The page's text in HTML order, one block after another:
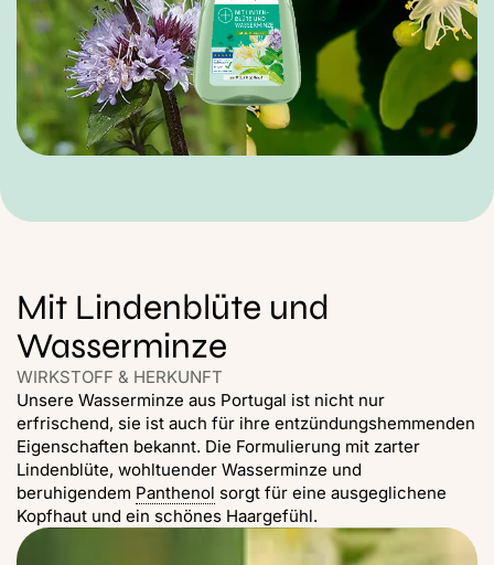
Mit Lindenblüte und
Wasserminze
WIRKSTOFF & HERKUNFT
Unsere Wasserminze aus Portugal ist nicht nur
erfrischend, sie ist auch für ihre entzündungshemmenden
Eigenschaften bekannt. Die Formulierung mit zarter
Lindenblüte, wohltuender Wasserminze und
beruhigendem Panthenol sorgt für eine ausgeglichene
Kopfhaut und ein schönes Haargefühl.